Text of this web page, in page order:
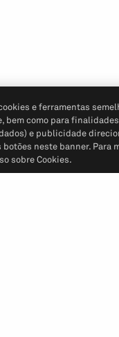
e ferramentas
bem como para
e publicidade
neste banner. Para
sobre Cookies.